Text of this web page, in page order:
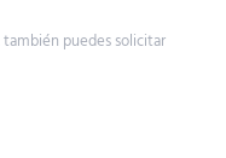
puedes solicitar